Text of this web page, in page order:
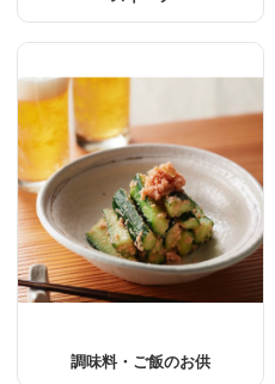
調味料・ご飯のお供